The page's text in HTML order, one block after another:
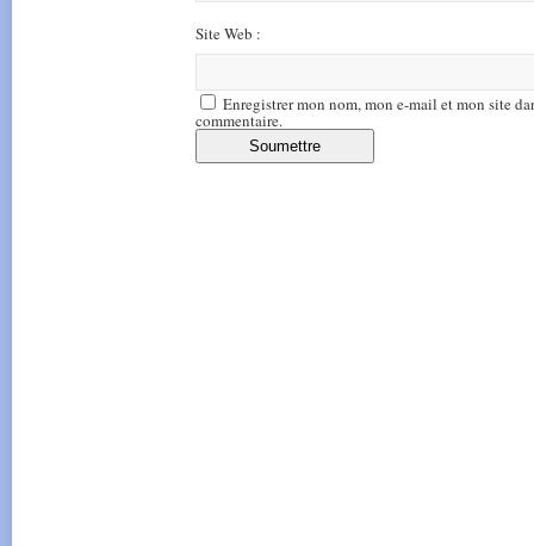
Site Web :
Enregistrer mon nom, mon e-mail et mon site
commentaire.